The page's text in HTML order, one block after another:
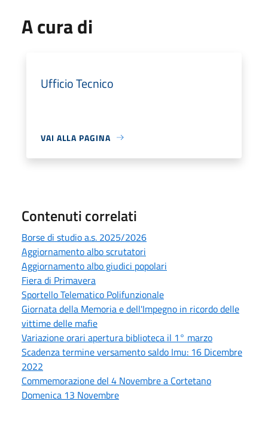
A cura di
Ufficio Tecnico
VAI ALLA PAGINA
Contenuti correlati
Borse di studio a.s. 2025/2026
Aggiornamento albo scrutatori
Aggiornamento albo giudici popolari
Fiera di Primavera
Sportello Telematico Polifunzionale
Giornata della Memoria e dell'Impegno in ricordo delle
vittime delle mafie
Variazione orari apertura biblioteca il 1° marzo
Scadenza termine versamento saldo Imu: 16 Dicembre
2022
Commemorazione del 4 Novembre a Cortetano
Domenica 13 Novembre